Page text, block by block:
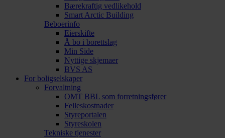
Bærekraftig vedlikehold
Smart Arctic Building
Beboerinfo
Eierskifte
Å bo i borettslag
Min Side
Nyttige skjemaer
BVS AS
For boligselskaper
Forvaltning
OMT BBL som forretningsfører
Felleskostnader
Styreportalen
Styreskolen
Tekniske tjenester